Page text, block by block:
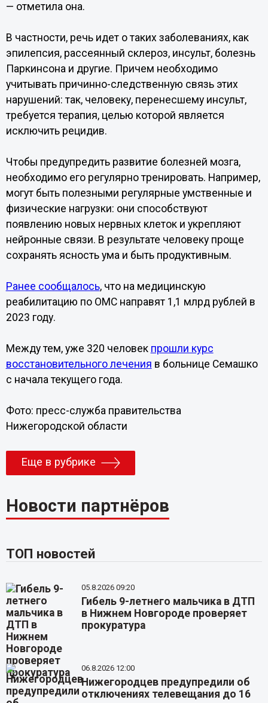
— отметила она.
В частности, речь идет о таких заболеваниях, как
эпилепсия, рассеянный склероз, инсульт, болезнь
Паркинсона и другие. Причем необходимо
учитывать причинно-следственную связь этих
нарушений: так, человеку, перенесшему инсульт,
требуется терапия, целью которой является
исключить рецидив.
Чтобы предупредить развитие болезней мозга,
необходимо его регулярно тренировать. Например,
могут быть полезными регулярные умственные и
физические нагрузки: они способствуют
появлению новых нервных клеток и укрепляют
нейронные связи. В результате человеку проще
сохранять ясность ума и быть продуктивным.
Ранее сообщалось, что на медицинскую
реабилитацию по ОМС направят 1,1 млрд рублей в
2023 году.
Между тем, уже 320 человек прошли курс
восстановительного лечения в больнице Семашко
с начала текущего года.
Фото: пресс-служба правительства
Нижегородской области
Еще в рубрике
Новости партнёров
ТОП новостей
05.8.2026 09:20
Гибель 9-летнего мальчика в ДТП
в Нижнем Новгороде проверяет
прокуратура
06.8.2026 12:00
Нижегородцев предупредили об
отключениях телевещания до 16